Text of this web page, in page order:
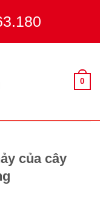
0
của cây